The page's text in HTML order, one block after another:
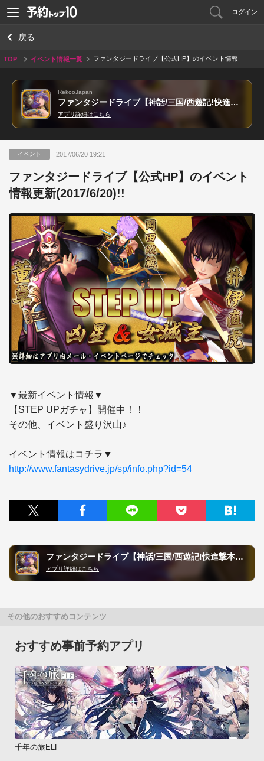
ログイン
戻る
TOP イベント情報一覧
ファンタジードライブ【公式HP】のイベント情報
RekooJapan
ファンタジードライブ【神話/三国/西遊記!快進撃本格RPG!】
アプリ詳細はこちら
イベント 2017/06/20 19:21
ファンタジードライブ【公式HP】のイベント
情報更新(2017/6/20)!!
▼最新イベント情報▼
【STEP UPガチャ】開催中！！
その他、イベント盛り沢山♪
http://www.fantasydrive.jp/sp/info.php?id=54
ファンタジードライブ【神話/三国/西遊記!快進撃本格RPG!】
アプリ詳細はこちら
その他のおすすめコンテンツ
おすすめ事前予約アプリ
千年の旅ELF